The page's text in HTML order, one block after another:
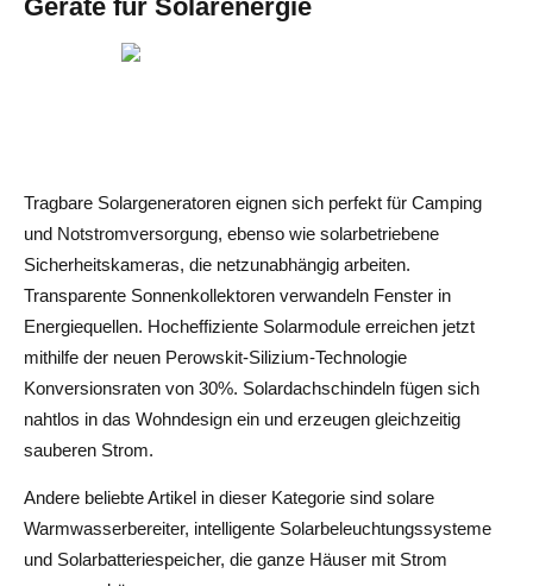
Geräte für Solarenergie
Tragbare Solargeneratoren eignen sich perfekt für Camping
und Notstromversorgung, ebenso wie solarbetriebene
Sicherheitskameras, die netzunabhängig arbeiten.
Transparente Sonnenkollektoren verwandeln Fenster in
Energiequellen. Hocheffiziente Solarmodule erreichen jetzt
mithilfe der neuen Perowskit-Silizium-Technologie
Konversionsraten von 30%. Solardachschindeln fügen sich
nahtlos in das Wohndesign ein und erzeugen gleichzeitig
sauberen Strom.
Andere beliebte Artikel in dieser Kategorie sind solare
Warmwasserbereiter, intelligente Solarbeleuchtungssysteme
und Solarbatteriespeicher, die ganze Häuser mit Strom